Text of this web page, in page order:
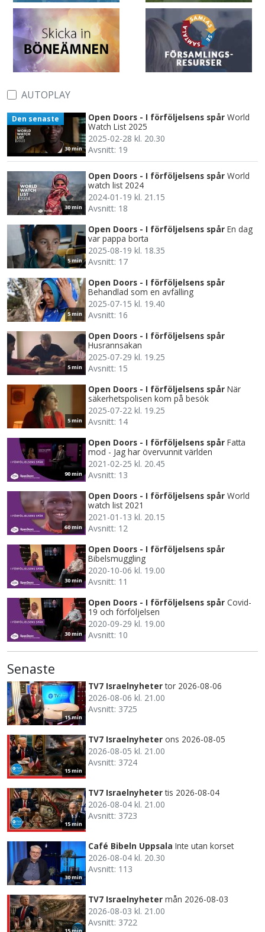
AUTOPLAY
30 min
Den senaste Open Doors - I förföljelsens spår World
Watch List 2025
2025-02-28 kl. 20.30
Avsnitt: 19
30 min
Open Doors - I förföljelsens spår World
watch list 2024
2024-01-19 kl. 21.15
Avsnitt: 18
5 min
Open Doors - I förföljelsens spår En dag
var pappa borta
2025-08-19 kl. 18.35
Avsnitt: 17
5 min
Open Doors - I förföljelsens spår
Behandlad som en avfälling
2025-07-15 kl. 19.40
Avsnitt: 16
5 min
Open Doors - I förföljelsens spår
Husrannsakan
2025-07-29 kl. 19.25
Avsnitt: 15
5 min
Open Doors - I förföljelsens spår När
säkerhetspolisen kom på besök
2025-07-22 kl. 19.25
Avsnitt: 14
90 min
Open Doors - I förföljelsens spår Fatta
mod - Jag har övervunnit världen
2021-02-25 kl. 20.45
Avsnitt: 13
60 min
Open Doors - I förföljelsens spår World
watch list 2021
2021-01-13 kl. 20.15
Avsnitt: 12
30 min
Open Doors - I förföljelsens spår
Bibelsmuggling
2020-10-06 kl. 19.00
Avsnitt: 11
30 min
Open Doors - I förföljelsens spår Covid-
19 och förföljelsen
2020-09-29 kl. 19.00
Avsnitt: 10
Senaste
15 min
TV7 Israelnyheter tor 2026-08-06
2026-08-06 kl. 21.00
Avsnitt: 3725
15 min
TV7 Israelnyheter ons 2026-08-05
2026-08-05 kl. 21.00
Avsnitt: 3724
15 min
TV7 Israelnyheter tis 2026-08-04
2026-08-04 kl. 21.00
Avsnitt: 3723
30 min
Café Bibeln Uppsala Inte utan korset
2026-08-04 kl. 20.30
Avsnitt: 113
TV7 Israelnyheter mån 2026-08-03
2026-08-03 kl. 21.00
Avsnitt: 3722